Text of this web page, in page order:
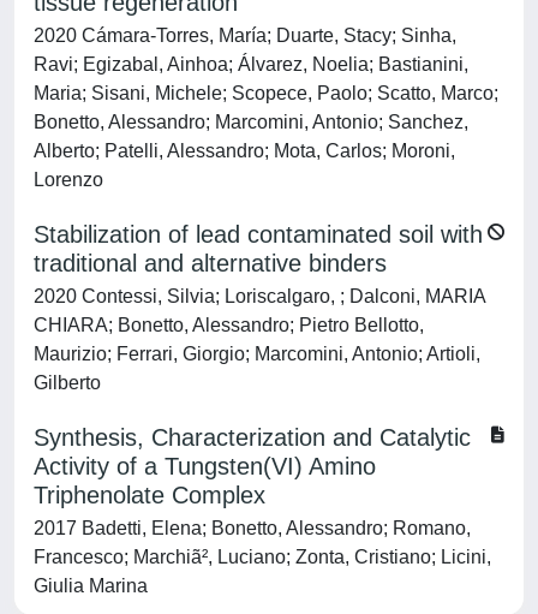
2020 Cámara-Torres, María; Duarte, Stacy; Sinha,
Ravi; Egizabal, Ainhoa; Álvarez, Noelia; Bastianini,
Maria; Sisani, Michele; Scopece, Paolo; Scatto, Marco;
Bonetto, Alessandro; Marcomini, Antonio; Sanchez,
Alberto; Patelli, Alessandro; Mota, Carlos; Moroni,
Lorenzo
Stabilization of lead contaminated soil with
traditional and alternative binders
2020 Contessi, Silvia; Loriscalgaro, ; Dalconi, MARIA
CHIARA; Bonetto, Alessandro; Pietro Bellotto,
Maurizio; Ferrari, Giorgio; Marcomini, Antonio; Artioli,
Gilberto
Synthesis, Characterization and Catalytic
Activity of a Tungsten(VI) Amino
Triphenolate Complex
2017 Badetti, Elena; Bonetto, Alessandro; Romano,
Francesco; Marchiã², Luciano; Zonta, Cristiano; Licini,
Giulia Marina